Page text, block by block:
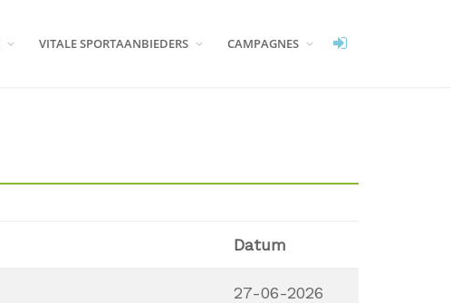
VITALE SPORTAANBIEDERS CAMPAGNES
Datum
27-06-2026